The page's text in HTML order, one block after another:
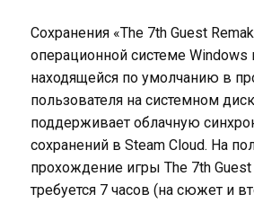
Сохранения «The 7th Guest
операционной системе Windows
находящейся по умолчанию в
пользователя на системном
поддерживает облачную
сохранений в Steam Cloud. На
прохождение игры The 7th Guest
требуется 7 часов (на сюжет и